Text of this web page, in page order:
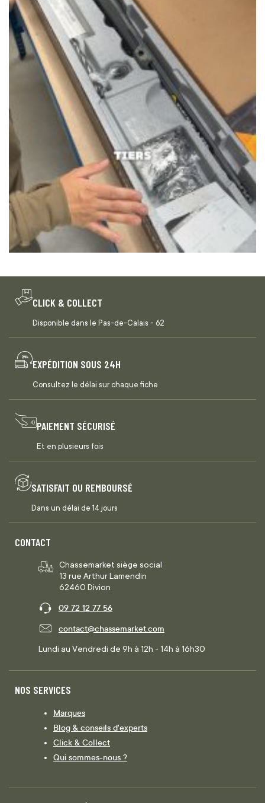
CLICK & COLLECT
Disponible dans le Pas-de-Calais - 62
EXPÉDITION SOUS 24H
Consultez le délai sur chaque fiche
PAIEMENT SÉCURISÉ
Et en plusieurs fois
SATISFAIT OU REMBOURSÉ
Dans un délai de 14 jours
CONTACT
Chassemarket siège social
13 rue Arthur Lamendin
62460 Divion
09 72 12 77 56
contact@chassemarket.com
Lundi au Vendredi de 9h à 12h - 14h à 16h30
NOS SERVICES
Marques
Blog & conseils d'experts
Click & Collect
Qui sommes-nous ?